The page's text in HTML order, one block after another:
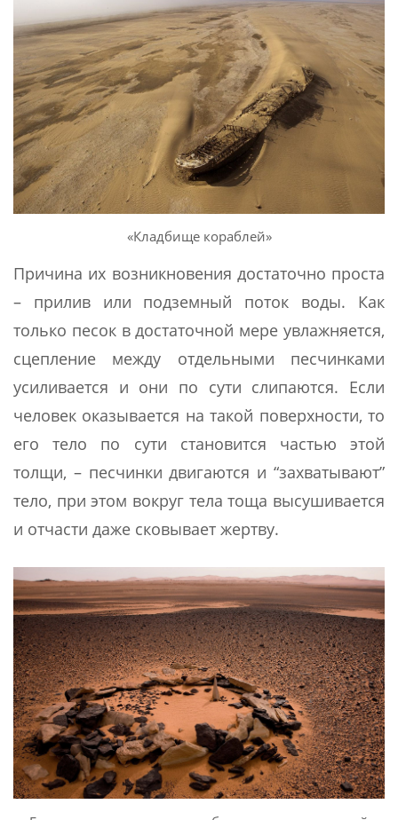
«Кладбище кораблей»
Причина их возникновения достаточно проста
– прилив или подземный поток воды. Как
только песок в достаточной мере увлажняется,
сцепление между отдельными песчинками
усиливается и они по сути слипаются. Если
человек оказывается на такой поверхности, то
его тело по сути становится частью этой
толщи, – песчинки двигаются и “захватывают”
тело, при этом вокруг тела тоща высушивается
и отчасти даже сковывает жертву.